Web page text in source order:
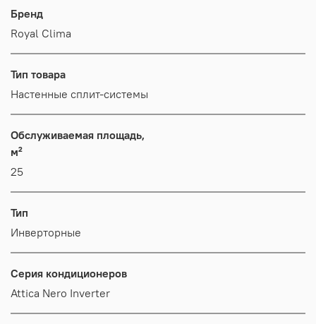
Бренд
Royal Clima
Тип товара
Настенные сплит-системы
Обслуживаемая площадь,
м²
25
Тип
Инверторные
Серия кондиционеров
Attica Nero Inverter